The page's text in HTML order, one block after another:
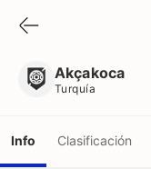
Akçakoca
Turquía
Info Clasificación